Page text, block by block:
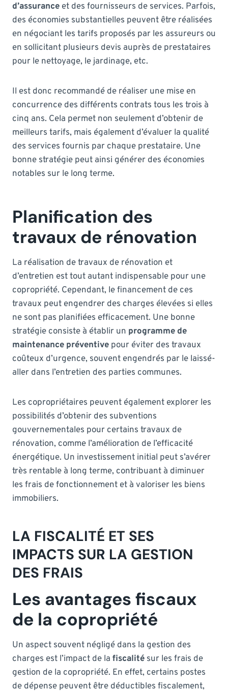
d’assurance et des fournisseurs de services. Parfois,
des économies substantielles peuvent être réalisées
en négociant les tarifs proposés par les assureurs ou
en sollicitant plusieurs devis auprès de prestataires
pour le nettoyage, le jardinage, etc.
Il est donc recommandé de réaliser une mise en
concurrence des différents contrats tous les trois à
cinq ans. Cela permet non seulement d’obtenir de
meilleurs tarifs, mais également d’évaluer la qualité
des services fournis par chaque prestataire. Une
bonne stratégie peut ainsi générer des économies
notables sur le long terme.
Planification des
travaux de rénovation
La réalisation de travaux de rénovation et
d’entretien est tout autant indispensable pour une
copropriété. Cependant, le financement de ces
travaux peut engendrer des charges élevées si elles
ne sont pas planifiées efficacement. Une bonne
stratégie consiste à établir un programme de
maintenance préventive pour éviter des travaux
coûteux d’urgence, souvent engendrés par le laissé-
aller dans l’entretien des parties communes.
Les copropriétaires peuvent également explorer les
possibilités d’obtenir des subventions
gouvernementales pour certains travaux de
rénovation, comme l’amélioration de l’efficacité
énergétique. Un investissement initial peut s’avérer
très rentable à long terme, contribuant à diminuer
les frais de fonctionnement et à valoriser les biens
immobiliers.
LA FISCALITÉ ET SES
IMPACTS SUR LA GESTION
DES FRAIS
Les avantages fiscaux
de la copropriété
Un aspect souvent négligé dans la gestion des
charges est l’impact de la fiscalité sur les frais de
gestion de la copropriété. En effet, certains postes
de dépense peuvent être déductibles fiscalement,